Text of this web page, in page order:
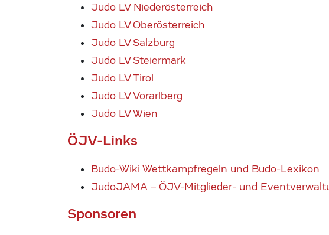
Judo LV Niederösterreich
Judo LV Oberösterreich
Judo LV Salzburg
Judo LV Steiermark
Judo LV Tirol
Judo LV Vorarlberg
Judo LV Wien
ÖJV-Links
Budo-Wiki Wettkampfregeln und Budo-Lexikon
JudoJAMA – ÖJV-Mitglieder- und
Sponsoren